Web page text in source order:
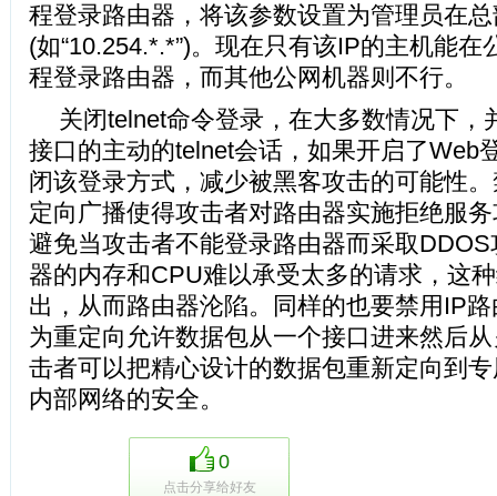
程登录路由器，将该参数设置为管理员在
(如“10.254.*.*”)。现在只有该IP的主机能在
程登录路由器，而其他公网机器则不行。
关闭telnet命令登录，在大多数情况下，
接口的主动的telnet会话，如果开启了Web
闭该登录方式，减少被黑客攻击的可能性
定向广播使得攻击者对路由器实施拒绝服
避免当攻击者不能登录路由器而采取
器的内存和CPU难以承受太多的请求，这
出，从而路由器沦陷。同样的也要禁用IP
为重定向允许数据包从一个接口进来然后
击者可以把精心设计的数据包重新定向到
内部网络的安全。
0
点击分享给好友